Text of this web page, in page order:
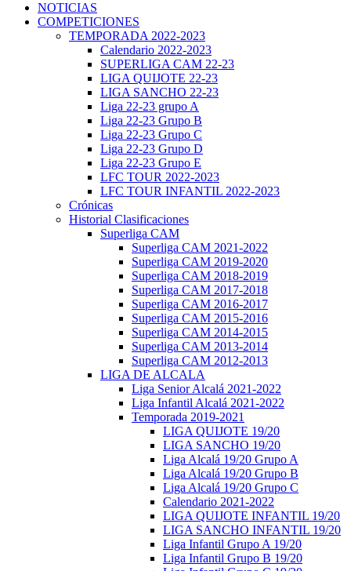
NOTICIAS
COMPETICIONES
TEMPORADA 2022-2023
Calendario 2022-2023
SUPERLIGA CAM 22-23
LIGA QUIJOTE 22-23
LIGA SANCHO 22-23
Liga 22-23 grupo A
Liga 22-23 Grupo B
Liga 22-23 Grupo C
Liga 22-23 Grupo D
Liga 22-23 Grupo E
LFC TOUR 2022-2023
LFC TOUR INFANTIL 2022-2023
Crónicas
Historial Clasificaciones
Superliga CAM
Superliga CAM 2021-2022
Superliga CAM 2019-2020
Superliga CAM 2018-2019
Superliga CAM 2017-2018
Superliga CAM 2016-2017
Superliga CAM 2015-2016
Superliga CAM 2014-2015
Superliga CAM 2013-2014
Superliga CAM 2012-2013
LIGA DE ALCALA
Liga Senior Alcalá 2021-2022
Liga Infantil Alcalá 2021-2022
Temporada 2019-2021
LIGA QUIJOTE 19/20
LIGA SANCHO 19/20
Liga Alcalá 19/20 Grupo A
Liga Alcalá 19/20 Grupo B
Liga Alcalá 19/20 Grupo C
Calendario 2021-2022
LIGA QUIJOTE INFANTIL 19/20
LIGA SANCHO INFANTIL 19/20
Liga Infantil Grupo A 19/20
Liga Infantil Grupo B 19/20